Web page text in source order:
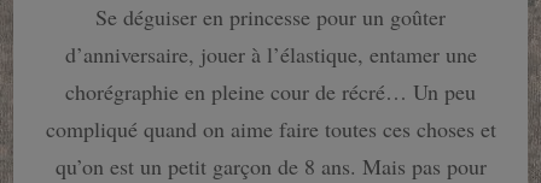
un
garçon
pas
les
autres
Se déguiser en princesse pour un goûter
d’anniversaire, jouer à l’élastique, entamer une
chorégraphie en pleine cour de récré… Un peu
compliqué quand on aime faire toutes ces choses et
qu’on est un petit garçon de 8 ans. Mais pas pour